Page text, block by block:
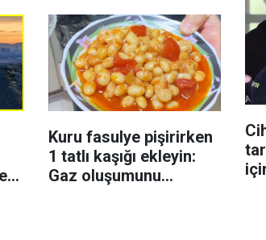
Kuru fasulye pişirirken
1 tatlı kaşığı ekleyin:
Gaz oluşumunu